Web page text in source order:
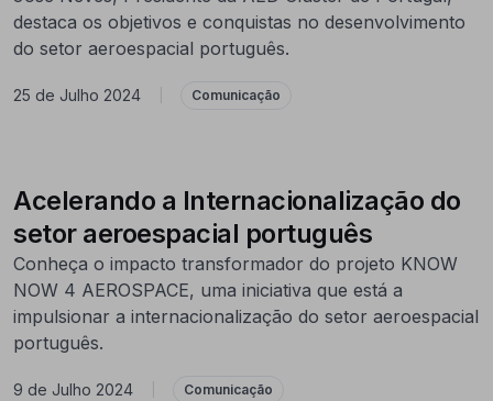
destaca os objetivos e conquistas no desenvolvimento
do setor aeroespacial português.
25 de Julho 2024 Comunicação
Acelerando a Internacionalização do
setor aeroespacial português
Conheça o impacto transformador do projeto KNOW
NOW 4 AEROSPACE, uma iniciativa que está a
impulsionar a internacionalização do setor aeroespacial
português.
9 de Julho 2024 Comunicação